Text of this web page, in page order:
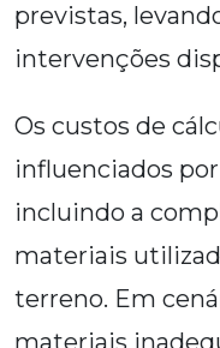
previstas,
intervenções
Os custos de
influenciados
incluindo a
materiais
terreno. Em
materiais